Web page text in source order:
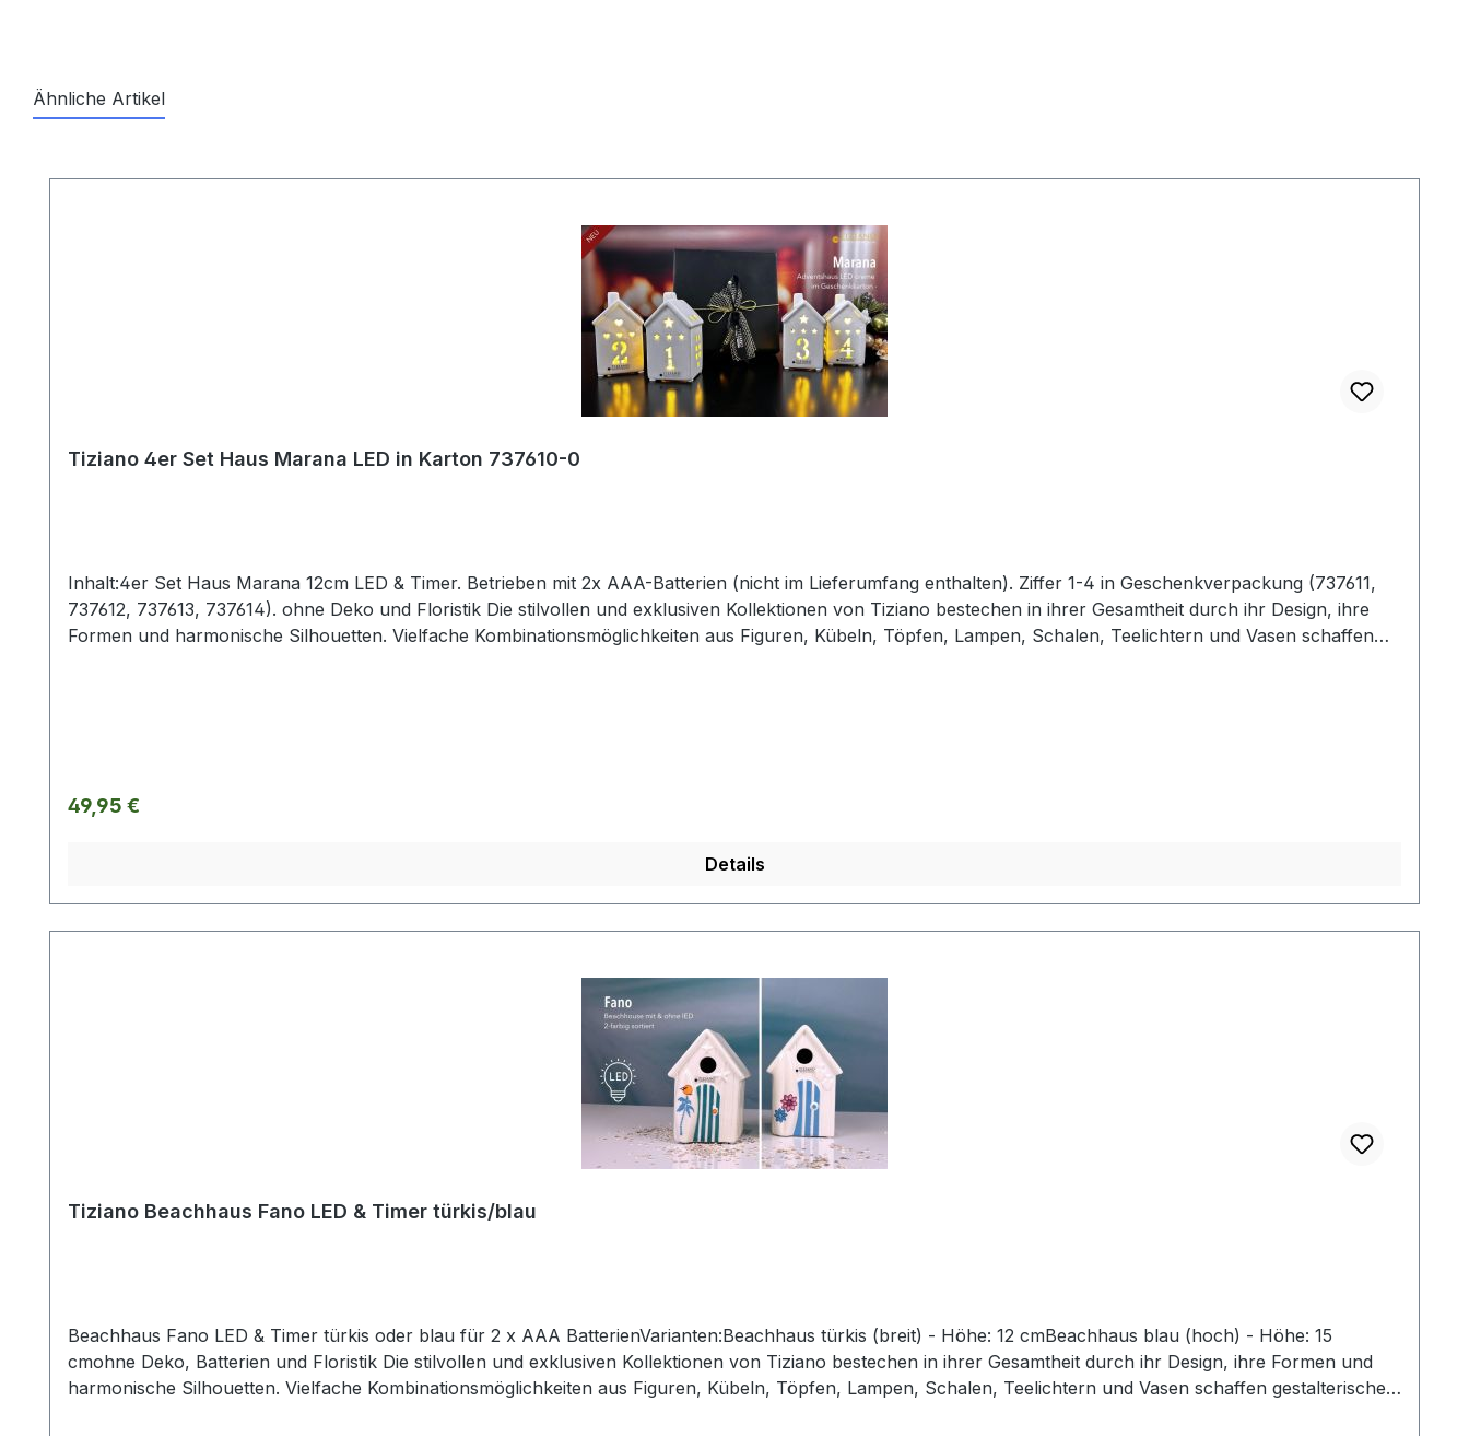
Ähnliche Artikel
Tiziano 4er Set Haus Marana LED in Karton 737610-0
Inhalt:4er Set Haus Marana 12cm LED & Timer. Betrieben mit 2x AAA-Batterien (nicht im Lieferumfang enthalten). Ziffer 1-4 in Geschenkverpackung (737611,
737612, 737613, 737614). ohne Deko und Floristik Die stilvollen und exklusiven Kollektionen von Tiziano bestechen in ihrer Gesamtheit durch ihr Design, ihre
Formen und harmonische Silhouetten. Vielfache Kombinationsmöglichkeiten aus Figuren, Kübeln, Töpfen, Lampen, Schalen, Teelichtern und Vasen schaffen
Regulärer Preis:
49,95 €
Details
Tiziano Beachhaus Fano LED & Timer türkis/blau
Beachhaus Fano LED & Timer türkis oder blau für 2 x AAA BatterienVarianten:Beachhaus türkis (breit) - Höhe: 12 cmBeachhaus blau (hoch) - Höhe: 15
cmohne Deko, Batterien und Floristik Die stilvollen und exklusiven Kollektionen von Tiziano bestechen in ihrer Gesamtheit durch ihr Design, ihre Formen und
harmonische Silhouetten. Vielfache Kombinationsmöglichkeiten aus Figuren, Kübeln, Töpfen, Lampen, Schalen, Teelichtern und Vasen schaffen gestalterischen